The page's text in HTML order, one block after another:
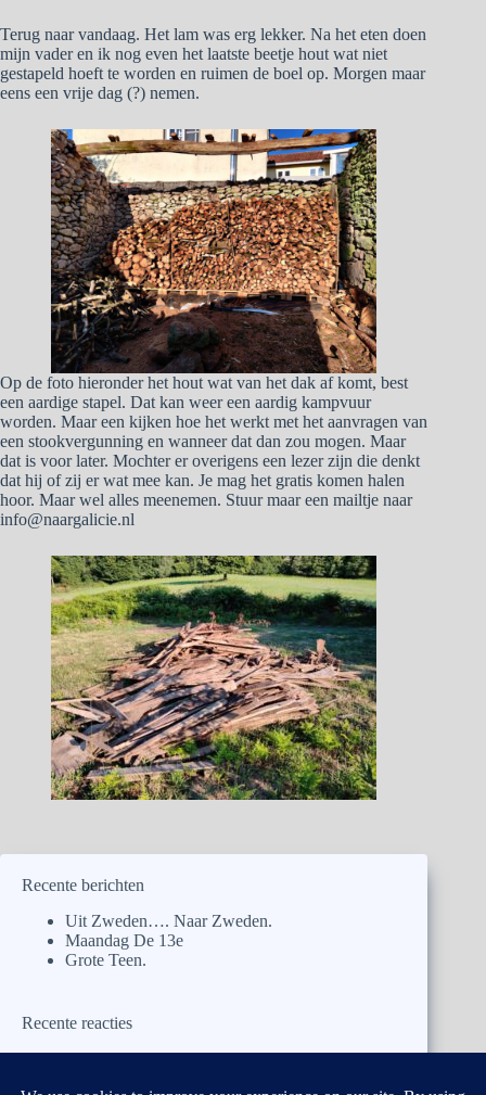
Terug naar vandaag. Het lam was erg lekker. Na het eten doen
mijn vader en ik nog even het laatste beetje hout wat niet
gestapeld hoeft te worden en ruimen de boel op. Morgen maar
eens een vrije dag (?) nemen.
Op de foto hieronder het hout wat van het dak af komt, best
een aardige stapel. Dat kan weer een aardig kampvuur
worden. Maar een kijken hoe het werkt met het aanvragen van
een stookvergunning en wanneer dat dan zou mogen. Maar
dat is voor later. Mochter er overigens een lezer zijn die denkt
dat hij of zij er wat mee kan. Je mag het gratis komen halen
hoor. Maar wel alles meenemen. Stuur maar een mailtje naar
info@naargalicie.nl
Recente berichten
Uit Zweden…. Naar Zweden.
Maandag De 13e
Grote Teen.
Recente reacties
naargalicieopUit Zweden…. Naar Zweden.